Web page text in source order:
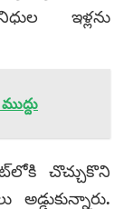
ఇళ్లను
చొచ్చుకొని